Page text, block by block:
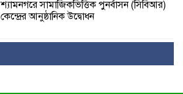
শ্যামনগরে সামাজিকভিত্তিক পুনর্বাসন (সিবিআর)
কেন্দ্রের আনুষ্ঠানিক উদ্বোধন